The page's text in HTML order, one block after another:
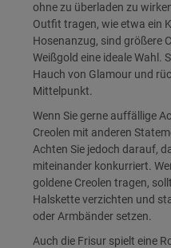
ohne zu überladen zu
Outfit tragen, wie etwa ein
Hosenanzug, sind größere
Weißgold eine ideale Wahl.
Hauch von Glamour und
Mittelpunkt.
Wenn Sie gerne auffällige
Creolen mit anderen
Achten Sie jedoch darauf,
miteinander konkurriert.
goldene Creolen tragen,
Halskette verzichten und
oder Armbänder setzen.
Auch die Frisur spielt eine